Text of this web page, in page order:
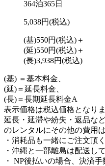
364泊365日
5,038円(税込)
(基)550円(税込)＋
(延)550円(税込)＋
(長)3,938円(税込)
(基) ＝基本料金、
(延)＝延長料金、
(長)＝長期延長料金A
表示価格は税込価格となりま
延長・延滞や紛失・返品な
のレンタルにその他の費用
消耗品も一緒にご注文頂
沖縄と一部離島は配送し
NP後払いの場合、決済